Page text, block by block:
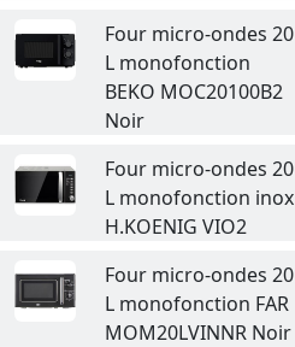
Four micro-ondes 20
L monofonction
BEKO MOC20100B2
Noir
Four micro-ondes 20
L monofonction inox
H.KOENIG VIO2
Four micro-ondes 20
L monofonction FAR
MOM20LVINNR Noir